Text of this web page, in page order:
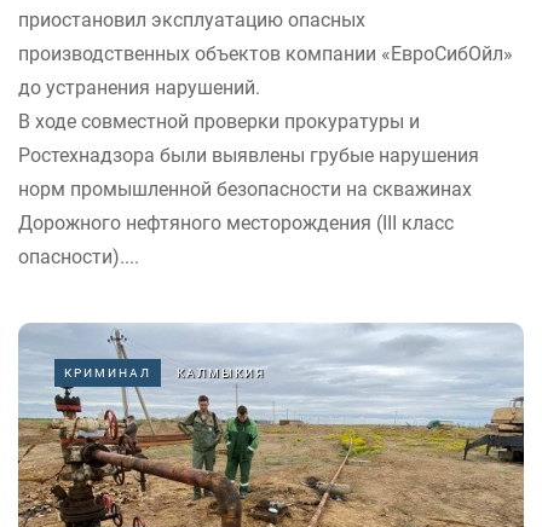
приостановил эксплуатацию опасных
производственных объектов компании «ЕвроСибОйл»
до устранения нарушений.
В ходе совместной проверки прокуратуры и
Ростехнадзора были выявлены грубые нарушения
норм промышленной безопасности на скважинах
Дорожного нефтяного месторождения (III класс
опасности)....
КРИМИНАЛ КАЛМЫКИЯ